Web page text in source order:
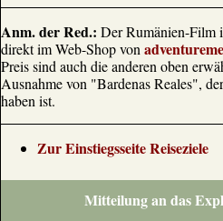
Anm. der Red.: Der Rumänien-Film
direkt im Web-Shop von
Preis sind auch die anderen oben
Ausnahme von "Bardenas Reales",
haben ist.
Zur Einstiegsseite Reiseziele
Mitteilung an das